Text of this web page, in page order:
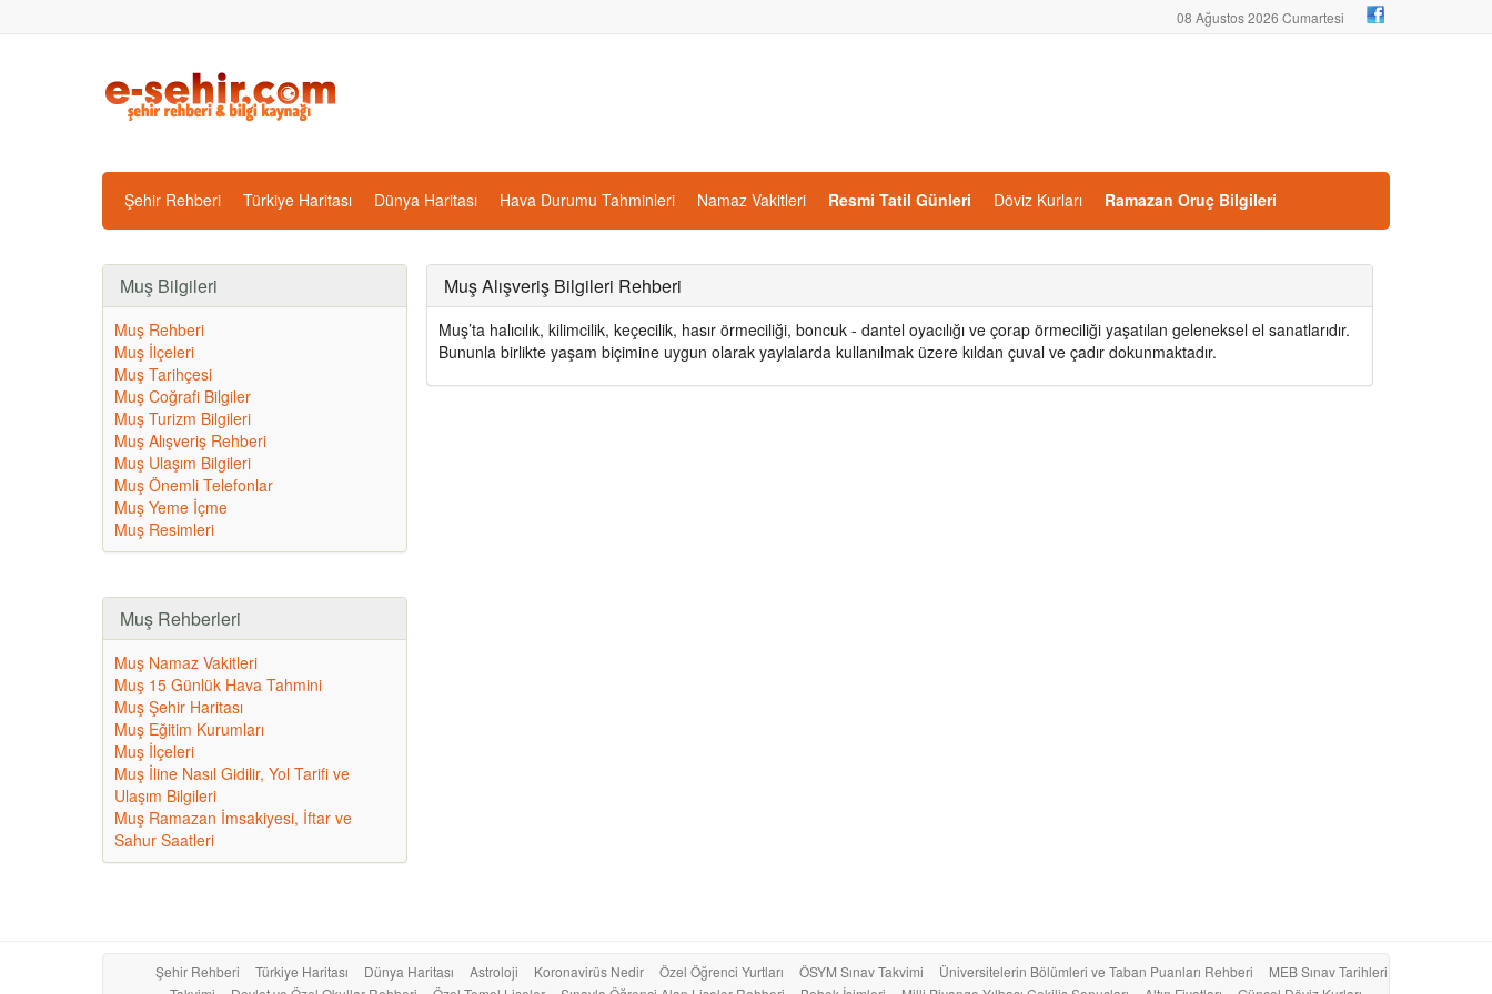
08 Ağustos 2026 Cumartesi
Şehir Rehberi Türkiye Haritası Dünya Haritası Hava Durumu Tahminleri Namaz Vakitleri Resmi Tatil Günleri Döviz Kurları Ramazan Oruç Bilgileri
Muş Bilgileri
Muş Rehberi
Muş İlçeleri
Muş Tarihçesi
Muş Coğrafi Bilgiler
Muş Turizm Bilgileri
Muş Alışveriş Rehberi
Muş Ulaşım Bilgileri
Muş Önemli Telefonlar
Muş Yeme İçme
Muş Resimleri
Muş Rehberleri
Muş Namaz Vakitleri
Muş 15 Günlük Hava Tahmini
Muş Şehir Haritası
Muş Eğitim Kurumları
Muş İlçeleri
Muş İline Nasıl Gidilir, Yol Tarifi ve
Ulaşım Bilgileri
Muş Ramazan İmsakiyesi, İftar ve
Sahur Saatleri
Muş Alışveriş Bilgileri Rehberi
Muş’ta halıcılık, kilimcilik, keçecilik, hasır örmeciliği, boncuk - dantel oyacılığı ve çorap örmeciliği yaşatılan geleneksel el sanatlarıdır.
Bununla birlikte yaşam biçimine uygun olarak yaylalarda kullanılmak üzere kıldan çuval ve çadır dokunmaktadır.
Şehir Rehberi Türkiye Haritası Dünya Haritası Astroloji Koronavirüs Nedir Özel Öğrenci Yurtları ÖSYM Sınav Takvimi Üniversitelerin Bölümleri ve Taban Puanları Rehberi
MEB Sınav Tarihleri